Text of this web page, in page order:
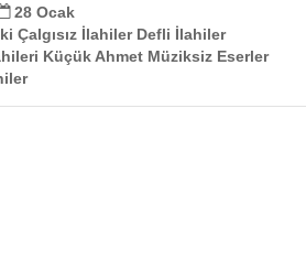
28 Ocak
Çalgısız İlahiler Defli İlahiler
Küçük Ahmet Müziksiz Eserler